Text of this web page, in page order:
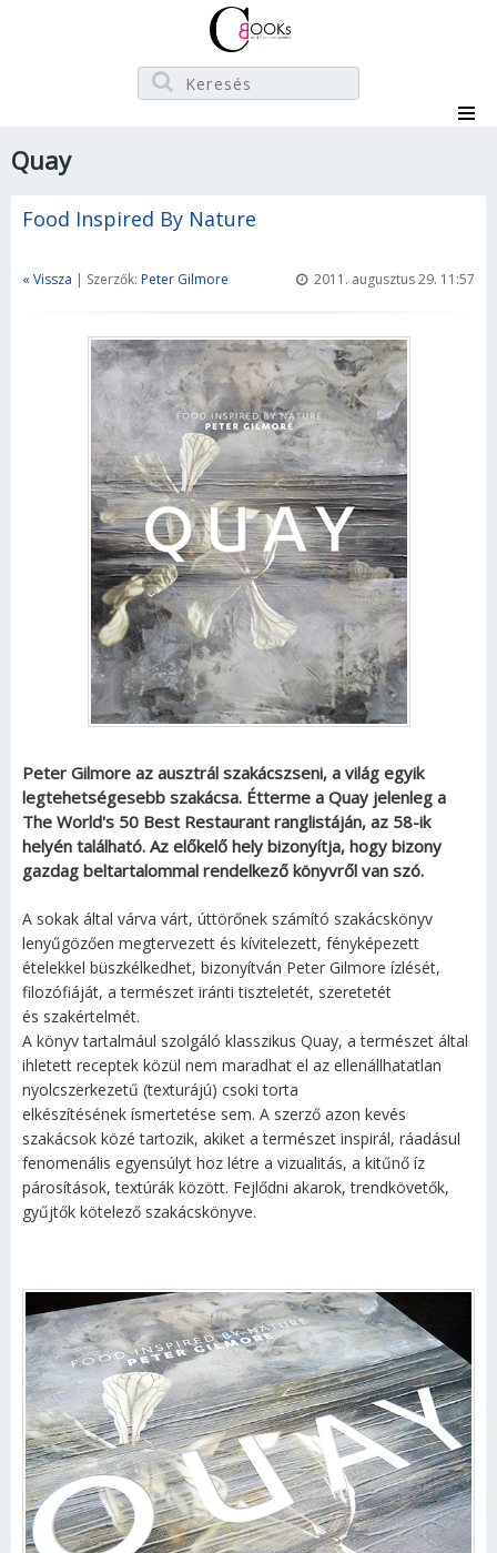
Quay
Food Inspired By Nature
« Vissza | Szerzők: Peter Gilmore 2011. augusztus 29. 11:57
Peter Gilmore az ausztrál szakácszseni, a világ egyik
legtehetségesebb szakácsa. Étterme a Quay jelenleg a
The World's 50 Best Restaurant ranglistáján, az 58-ik
helyén található. Az előkelő hely bizonyítja, hogy bizony
gazdag beltartalommal rendelkező könyvről van szó.
A sokak által várva várt, úttörőnek számító szakácskönyv
lenyűgözően megtervezett és kívitelezett, fényképezett
ételekkel büszkélkedhet, bizonyítván Peter Gilmore ízlését,
filozófiáját, a természet iránti tiszteletét, szeretetét
és szakértelmét.
A könyv tartalmául szolgáló klasszikus Quay, a természet által
ihletett receptek közül nem maradhat el az ellenállhatatlan
nyolcszerkezetű (texturájú) csoki torta
elkészítésének ísmertetése sem. A szerző azon kevés
szakácsok közé tartozik, akiket a természet inspirál, ráadásul
fenomenális egyensúlyt hoz létre a vizualitás, a kitűnő íz
párosítások, textúrák között. Fejlődni akarok, trendkövetők,
gyűjtők kötelező szakácskönyve.